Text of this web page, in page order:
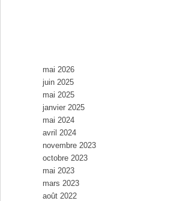
mai 2026
juin 2025
mai 2025
janvier 2025
mai 2024
avril 2024
novembre 2023
octobre 2023
mai 2023
mars 2023
août 2022